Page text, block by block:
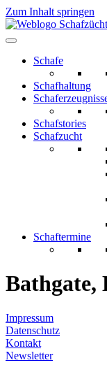
Zum Inhalt springen
Schafe
Schafhaltung
Schafstories
Schafzucht
Schaftermine
Bathgate,
Impressum
Datenschutz
Kontakt
Newsletter